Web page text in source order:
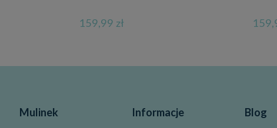
159,99 zł
Mulinek Informacje Blog